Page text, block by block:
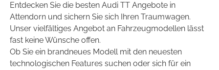
Entdecken Sie die besten Audi TT Angebote in
Attendorn und sichern Sie sich Ihren Traumwagen.
Unser vielfältiges Angebot an Fahrzeugmodellen lässt
fast keine Wünsche offen.
Ob Sie ein brandneues Modell mit den neuesten
technologischen Features suchen oder sich für ein